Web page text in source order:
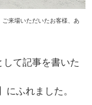
来場いただいたお客様、あ
して記事を書いた
にふれました。